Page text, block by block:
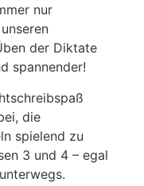
nur
der Diktate
spannender!
die
spielend zu
3 und 4 – egal